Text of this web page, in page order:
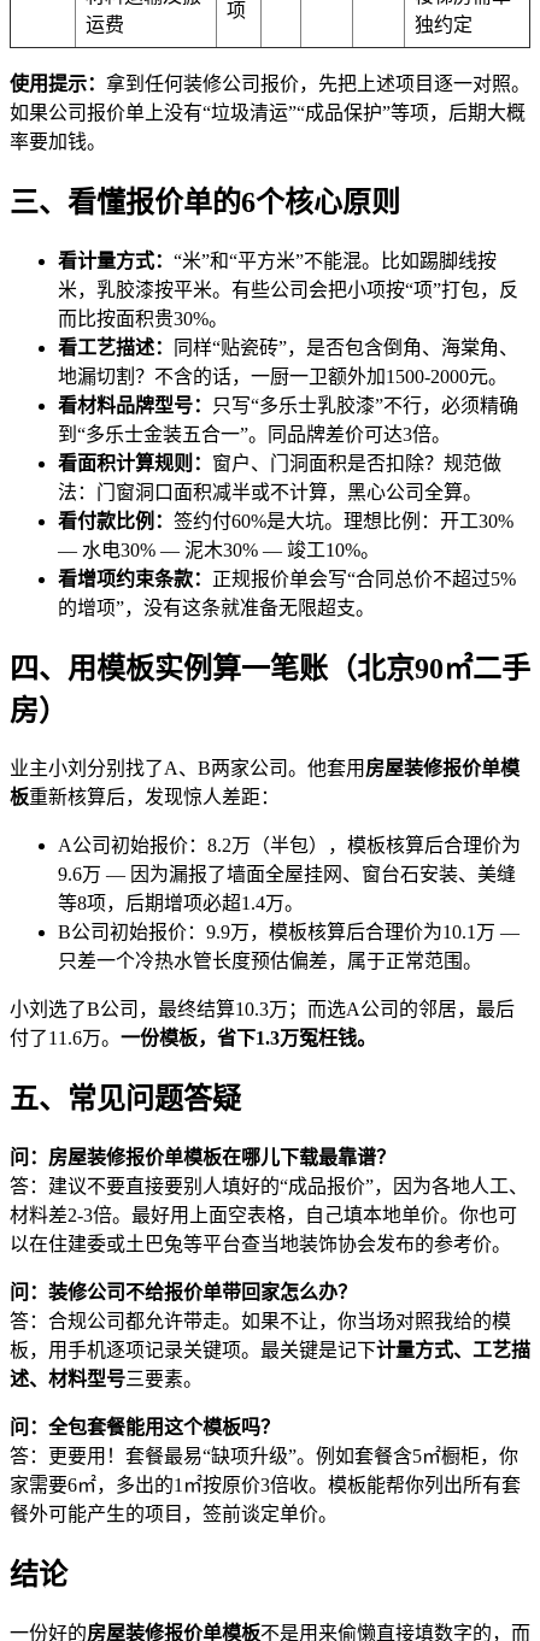
运费
项
独约定
使用提示： 拿到任何装修公司报价，先把上述项目逐一对照。
如果公司报价单上没有“垃圾清运”“成品保护”等项，后期大概
率要加钱。
三、看懂报价单的6个核心原则
看计量方式： “米”和“平方米”不能混。比如踢脚线按
米，乳胶漆按平米。有些公司会把小项按“项”打包，反
而比按面积贵30%。
看工艺描述：
同样“贴瓷砖”，是否包含倒角、海棠角、
地漏切割？不含的话，一厨一卫额外加1500-2000元。
看材料品牌型号：
只写“多乐士乳胶漆”不行，必须精确
到“多乐士金装五合一”。同品牌差价可达3倍。
看面积计算规则： 窗户、门洞面积是否扣除？规范做
法：门窗洞口面积减半或不计算，黑心公司全算。
看付款比例： 签约付60%是大坑。理想比例：开工30%
— 水电30% — 泥木30% — 竣工10%。
看增项约束条款： 正规报价单会写“合同总价不超过5%
的增项”，没有这条就准备无限超支。
四、用模板实例算一笔账（北京90㎡二手
房）
业主小刘分别找了A、B两家公司。他套用 房屋装修报价单模
板重新核算后，发现惊人差距：
A公司初始报价：8.2万（半包），模板核算后合理价为
9.6万 — 因为漏报了墙面全屋挂网、窗台石安装、美缝
等8项，后期增项必超1.4万。
B公司初始报价：9.9万，模板核算后合理价为10.1万 —
只差一个冷热水管长度预估偏差，属于正常范围。
小刘选了B公司，最终结算10.3万；而选A公司的邻居，最后
付了11.6万。 一份模板，省下1.3万冤枉钱。
五、常见问题答疑
问：房屋装修报价单模板在哪儿下载最靠谱？
答：建议不要直接要别人填好的“成品报价”，因为各地人工、
材料差2-3倍。最好用上面空表格，自己填本地单价。你也可
以在住建委或土巴兔等平台查当地装饰协会发布的参考价。
问：装修公司不给报价单带回家怎么办？
答：合规公司都允许带走。如果不让，你当场对照我给的模
板，用手机逐项记录关键项。最关键是记下计量方式、工艺描
述、材料型号三要素。
问：全包套餐能用这个模板吗？
答：更要用！套餐最易“缺项升级”。例如套餐含5㎡橱柜，你
家需要6㎡，多出的1㎡按原价3倍收。模板能帮你列出所有套
餐外可能产生的项目，签前谈定单价。
结论
一份好的房屋装修报价单模板不是用来偷懒直接填数字的，而